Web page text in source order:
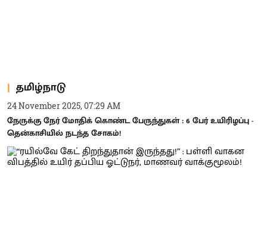
தமிழ்நாடு
24 November 2025, 07:29 AM
நேருக்கு நேர் மோதிக் கொண்ட பேருந்துகள் : 6 பேர் உயிரிழப்பு -
தென்காசியில் நடந்த சோகம்!